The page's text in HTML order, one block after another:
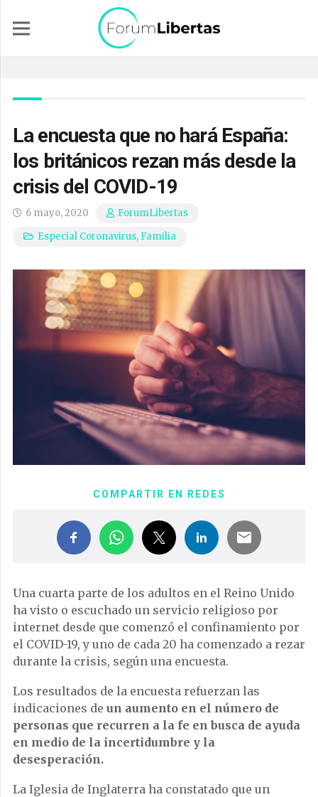
La encuesta que no hará España:
los británicos rezan más desde la
crisis del COVID-19
6 mayo, 2020
ForumLibertas
Especial Coronavirus, Familia
COMPARTIR EN REDES
Una cuarta parte de los adultos en el Reino Unido
ha visto o escuchado un servicio religioso por
internet desde que comenzó el confinamiento por
el COVID-19, y uno de cada 20 ha comenzado a rezar
durante la crisis, según una encuesta.
Los resultados de la encuesta refuerzan las
indicaciones de un aumento en el número de
personas que recurren a la fe en busca de ayuda
en medio de la incertidumbre y la
desesperación.
La Iglesia de Inglaterra ha constatado que un